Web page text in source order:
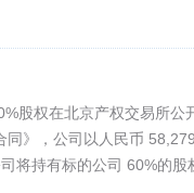
股权在北京产权交易所公
同》，公司以人民币
将持有标的公司 60%的